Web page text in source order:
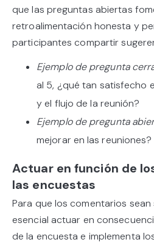
que las preguntas abiertas
retroalimentación honesta y
participantes compartir
Ejemplo de pregunta
al 5, ¿qué tan satisfecho
y el flujo de la reunión?
Ejemplo de pregunta
mejorar en las reuniones?
Actuar en función de
las encuestas
Para que los comentarios
esencial actuar en
de la encuesta e implementa